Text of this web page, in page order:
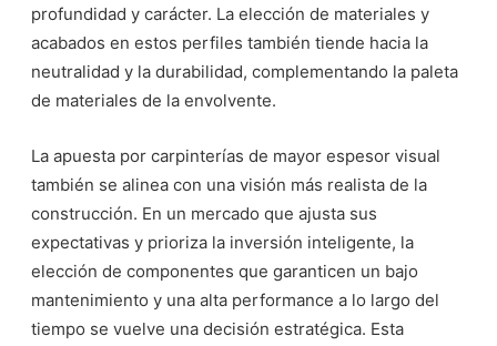
profundidad y carácter. La elección de materiales y
acabados en estos perfiles también tiende hacia la
neutralidad y la durabilidad, complementando la paleta
de materiales de la envolvente.
La apuesta por carpinterías de mayor espesor visual
también se alinea con una visión más realista de la
construcción. En un mercado que ajusta sus
expectativas y prioriza la inversión inteligente, la
elección de componentes que garanticen un bajo
mantenimiento y una alta performance a lo largo del
tiempo se vuelve una decisión estratégica. Esta